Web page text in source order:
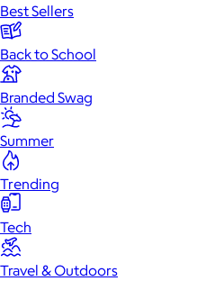
Best Sellers
Back to School
Branded Swag
Summer
Trending
Tech
Travel & Outdoors